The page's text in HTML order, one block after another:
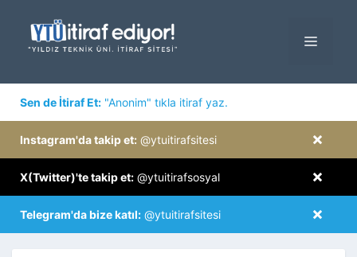
MENÜ
Sen de İtiraf Et: "Anonim" tıkla itiraf yaz.
×
Instagram'da takip et: @ytuitirafsitesi
×
X(Twitter)'te takip et: @ytuitirafsosyal
×
Telegram'da bize katıl: @ytuitirafsitesi